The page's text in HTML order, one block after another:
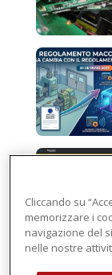
Cliccando su
memorizzare i
navigazione del
nelle nostre